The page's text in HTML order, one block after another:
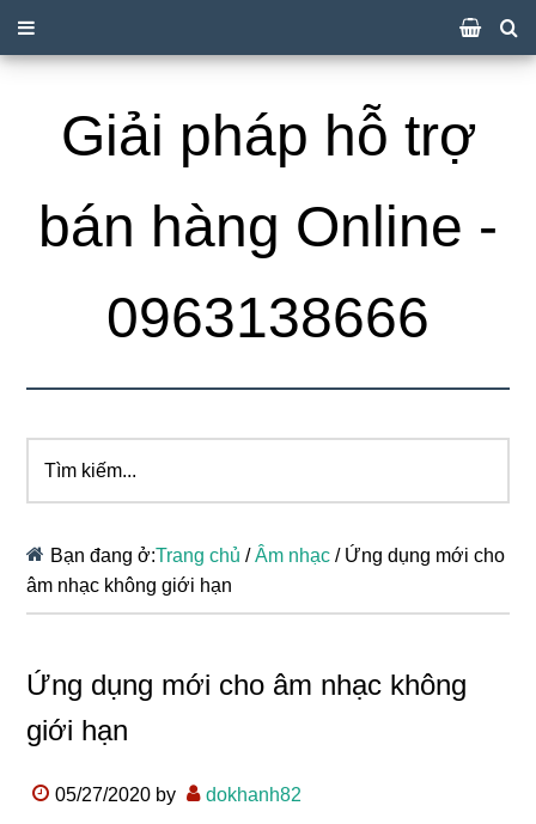
Giải pháp hỗ trợ
bán hàng Online -
0963138666
kiếm...
Bạn đang ở:Trang chủ / Âm nhạc /Ứng dụng mới cho
âm nhạc không giới hạn
Ứng dụng mới cho âm nhạc không
giới hạn
05/27/2020 by dokhanh82